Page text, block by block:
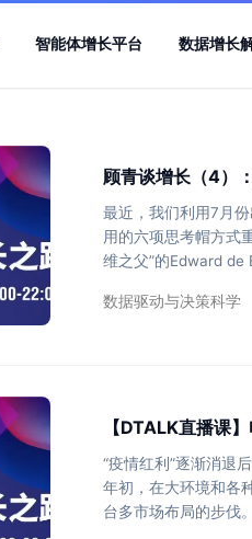
智能体增长平台 数据增长
顾青谈增长（4）
最近，我们利用7月
用的六项思考帽方式
维之父”的Edward de
这个方法曾经帮助：
数据驱动与决策科学
【DTALK直播课
“疫情红利”逐渐消退
年初，在大环境和各
台多市场布局的步伐